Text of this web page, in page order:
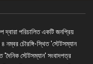
দ্বারা পরিচালিত একটি জনপ্রিয়
৪ নম্বর চৌরঙ্গি-স্থিত 'স্টেটসম্যান
স্টেটসম্যান' সংবাদপত্র